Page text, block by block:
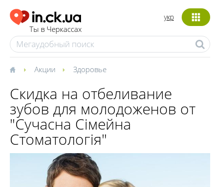
Ты в Черкассах
укр
Акции Здоровье
Скидка на отбеливание
зубов для молодоженов от
"Сучасна Сімейна
Стоматологія"